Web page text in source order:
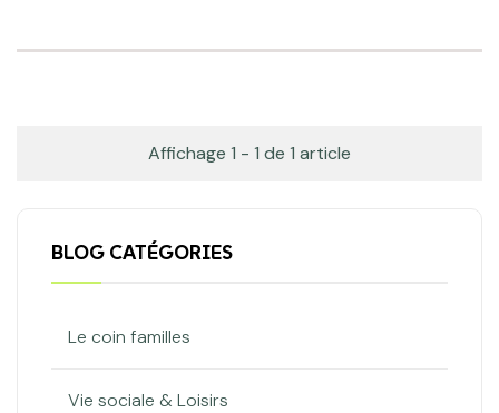
Affichage 1 - 1 de 1 article
BLOG CATÉGORIES
Le coin familles
Vie sociale & Loisirs